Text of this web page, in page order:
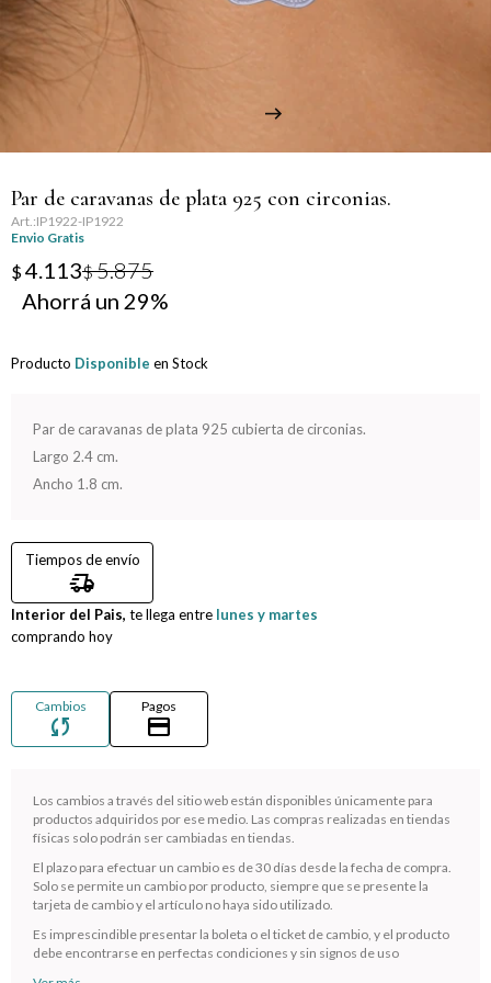
Par de caravanas de plata 925 con circonias.
IP1922-IP1922
Envio Gratis
$4.113$5.875
29
Producto Disponible en Stock
Par de caravanas de plata 925 cubierta de circonias.
Largo 2.4 cm.
Ancho 1.8 cm.
Tiempos de envío
delivery_truck_speed
Interior del Pais, te llega entre lunes y martes
comprando hoy
Cambios
sync
Pagos
credit_card
Los cambios a través del sitio web están disponibles únicamente para
productos adquiridos por ese medio. Las compras realizadas en tiendas
físicas solo podrán ser cambiadas en tiendas.
El plazo para efectuar un cambio es de 30 días desde la fecha de compra.
Solo se permite un cambio por producto, siempre que se presente la
tarjeta de cambio y el artículo no haya sido utilizado.
Es imprescindible presentar la boleta o el ticket de cambio, y el producto
debe encontrarse en perfectas condiciones y sin signos de uso
¡Sumate a la forma más ágil de comprar!
Comprá en 3 cuotas sin recargo o hasta en 12
cuotas * ¡Solo con tu cédula!
* sujeto aprobación crediticia.
Llaveros
Día de la Mujer
Día del Abuelo
Día del Amigo
Día del Maestro
Día del Padre
Graduación
Nacimiento
San Valentín
Día del niño